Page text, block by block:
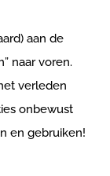
aan de
naar voren.
verleden
onbewust
en gebruiken!